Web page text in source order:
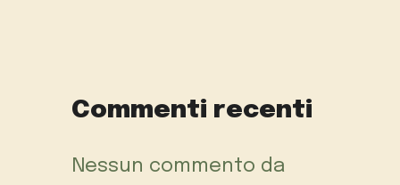
Commenti recenti
Nessun commento da